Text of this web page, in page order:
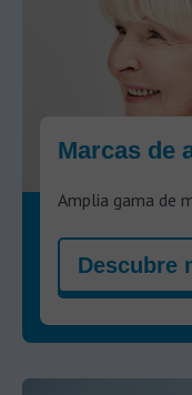
Marcas de
Amplia gama de
Descubre